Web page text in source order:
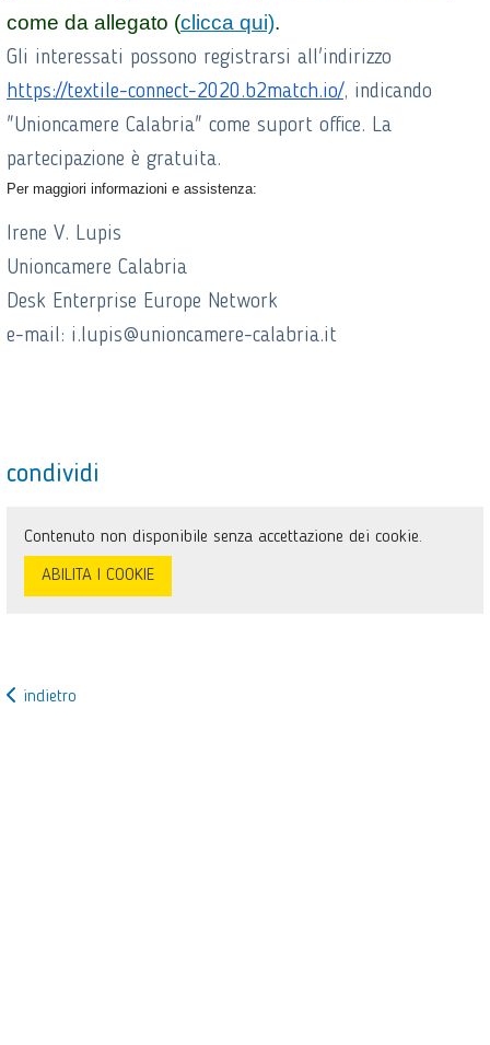
come da allegato (clicca qui).
Gli interessati possono registrarsi all'indirizzo
https://textile-connect-2020.b2match.io/, indicando
"Unioncamere Calabria" come suport office. La
partecipazione è gratuita.
Per maggiori informazioni e assistenza:
Irene V. Lupis
Unioncamere Calabria
Desk Enterprise Europe Network
e-mail: i.lupis@unioncamere-calabria.it
condividi
Contenuto non disponibile senza accettazione dei cookie.
ABILITA I COOKIE
indietro